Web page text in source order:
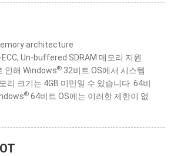
architecture
Un-buffered SDRAM 메모리 지원
인해 Windows® 32비트 OS에서 시스템
리 크기는 4GB 미만일 수 있습니다. 64비
® 64비트 OS에는 이러한 제한이 없